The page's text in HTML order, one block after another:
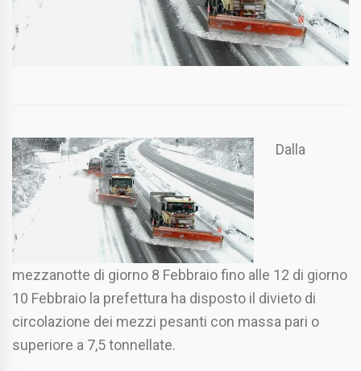
Dalla
mezzanotte di giorno 8 Febbraio fino alle 12 di giorno
10 Febbraio la prefettura ha disposto il divieto di
circolazione dei mezzi pesanti con massa pari o
superiore a 7,5 tonnellate.